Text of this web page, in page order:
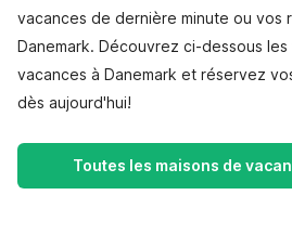
vacances de dernière minute ou vos
Danemark. Découvrez ci-dessous
vacances à Danemark et réservez
dès aujourd'hui!
Toutes les maisons de